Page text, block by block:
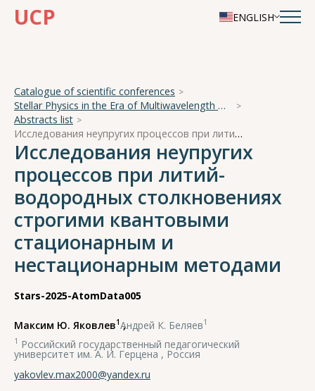
UCP ENGLISH
Catalogue of scientific conferences
Stellar Physics in the Era of Multiwavelength Observations
Abstracts list
Исследования неупругих процессов при литий-водородных столкновениях строгими квантовыми стационарным и нестационарным методами
Исследования неупругих
процессов при литий-
водородных столкновениях
строгими квантовыми
стационарным и
нестационарным методами
Stars-2025-AtomData005
Максим Ю. Яковлев1,
Андрей К. Беляев1
1 Российский государственный педагогический
университет им. А. И. Герцена , Россия
yakovlev.max2000@yandex.ru